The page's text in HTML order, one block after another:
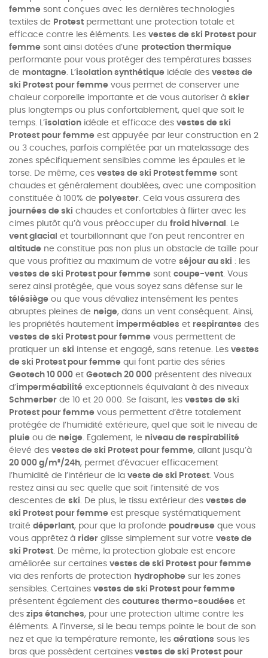
femme sont conçues avec les dernières technologies
textiles de Protest permettant une protection totale et
efficace contre les éléments. Les vestes de ski Protest pour
femme sont ainsi dotées d’une protection thermique
performante pour vous protéger des températures basses
de montagne. L’isolation synthétique idéale des vestes de
ski Protest pour femme vous permet de conserver une
chaleur corporelle importante et de vous autoriser à skier
plus longtemps ou plus confortablement, quel que soit le
temps. L’isolation idéale et efficace des vestes de ski
Protest pour femme est appuyée par leur construction en 2
ou 3 couches, parfois complétée par un matelassage des
zones spécifiquement sensibles comme les épaules et le
torse. De même, ces vestes de ski Protest femme sont
chaudes et généralement doublées, avec une composition
constituée à 100% de polyester. Cela vous assurera des
journées de ski chaudes et confortables à flirter avec les
cimes plutôt qu’à vous préoccuper du froid hivernal . Le
vent glacial et tourbillonnant que l’on peut rencontrer en
altitude ne constitue pas non plus un obstacle de taille pour
que vous profitiez au maximum de votre séjour au ski : les
vestes de ski Protest pour femme sont coupe-vent. Vous
serez ainsi protégée, que vous soyez sans défense sur le
télésiège ou que vous dévaliez intensément les pentes
abruptes pleines de neige, dans un vent conséquent. Ainsi,
les propriétés hautement imperméables et respirantes des
vestes de ski Protest pour femme vous permettent de
pratiquer un ski intense et engagé, sans retenue. Les vestes
de ski Protest pour femme qui font partie des séries
Geotech 10 000 et Geotech 20 000 présentent des niveaux
d’imperméabilité exceptionnels équivalant à des niveaux
Schmerber de 10 et 20 000. Se faisant, les vestes de ski
Protest pour femme vous permettent d’être totalement
protégée de l’humidité extérieure, quel que soit le niveau de
pluie ou de neige. Egalement, le niveau de respirabilité
élevé des vestes de ski Protest pour femme, allant jusqu’à
20 000 g/m²/24h, permet d’évacuer efficacement
l’humidité de l’intérieur de la veste de ski Protest. Vous
restez ainsi au sec quelle que soit l’intensité de vos
descentes de ski. De plus, le tissu extérieur des vestes de
ski Protest pour femme est presque systématiquement
traité déperlant, pour que la profonde poudreuse que vous
vous apprêtez à rider glisse simplement sur votre veste de
ski Protest. De même, la protection globale est encore
améliorée sur certaines vestes de ski Protest pour femme
via des renforts de protection hydrophobe sur les zones
sensibles. Certaines vestes de ski Protest pour femme
présentent également des coutures thermo-soudées et
des zips étanches, pour une protection ultime contre les
éléments. A l’inverse, si le beau temps pointe le bout de son
nez et que la température remonte, les aérations sous les
bras que possèdent certaines vestes de ski Protest pour